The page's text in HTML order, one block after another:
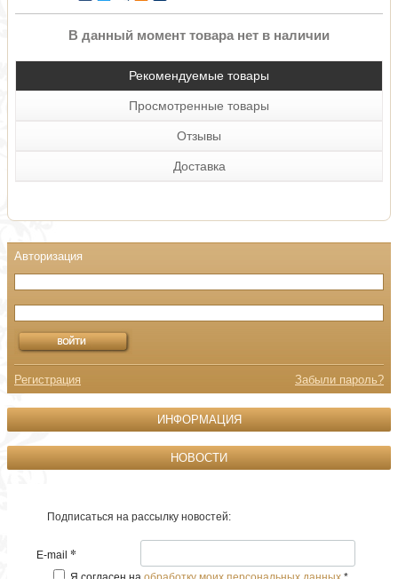
В данный момент товара нет в наличии
Рекомендуемые товары
Просмотренные товары
Отзывы
Доставка
Регистрация Забыли пароль?
ИНФОРМАЦИЯ
НОВОСТИ
Подписаться на рассылку новостей:
E-mail *